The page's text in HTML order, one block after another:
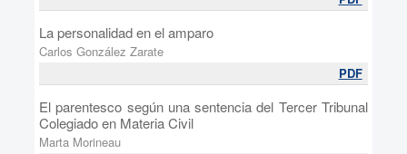
La personalidad en el amparo
Carlos González Zarate
PDF
El parentesco según una sentencia del Tercer Tribunal
Colegiado en Materia Civil
Marta Morineau